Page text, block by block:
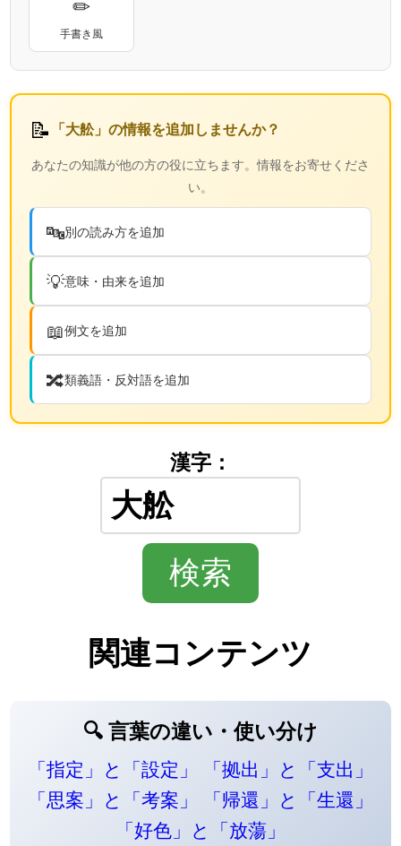
手書き風
📝 「大舩」の情報を追加しませんか？
あなたの知識が他の方の役に立ちます。情報をお寄せくださ
い。
🔤別の読み方を追加
💡意味・由来を追加
📖例文を追加
🔀類義語・反対語を追加
漢字：
関連コンテンツ
🔍 言葉の違い・使い分け
「指定」と「設定」
「拠出」と「支出」
「思案」と「考案」
「帰還」と「生還」
「好色」と「放蕩」